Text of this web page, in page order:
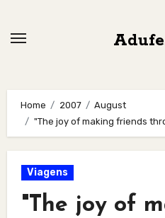
Home 2007
August
"The joy of making friends
Viagens
"The joy of